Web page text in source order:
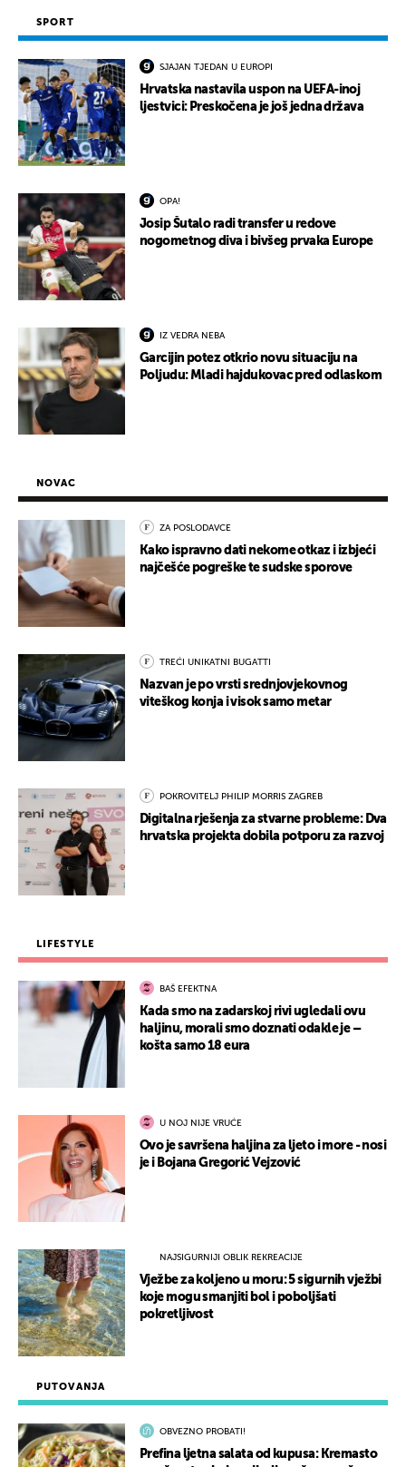
SPORT
SJAJAN TJEDAN U EUROPI
Hrvatska nastavila uspon na UEFA-inoj
ljestvici: Preskočena je još jedna država
OPA!
Josip Šutalo radi transfer u redove
nogometnog diva i bivšeg prvaka Europe
IZ VEDRA NEBA
Garcijin potez otkrio novu situaciju na
Poljudu: Mladi hajdukovac pred odlaskom
PUTOVANJA
OBVEZNO PROBATI!
Prefina ljetna salata od kupusa: Kremasto
NOVAC
ZA POSLODAVCE
Kako ispravno dati nekome otkaz i izbjeći
najčešće pogreške te sudske sporove
TREĆI UNIKATNI BUGATTI
Nazvan je po vrsti srednjovjekovnog
viteškog konja i visok samo metar
POKROVITELJ PHILIP MORRIS ZAGREB
Digitalna rješenja za stvarne probleme: Dva
hrvatska projekta dobila potporu za razvoj
LIFESTYLE
BAŠ EFEKTNA
Kada smo na zadarskoj rivi ugledali ovu
haljinu, morali smo doznati odakle je –
košta samo 18 eura
U NOJ NIJE VRUĆE
Ovo je savršena haljina za ljeto i more - nosi
je i Bojana Gregorić Vejzović
NAJSIGURNIJI OBLIK REKREACIJE
Vježbe za koljeno u moru: 5 sigurnih vježbi
koje mogu smanjiti bol i poboljšati
pokretljivost